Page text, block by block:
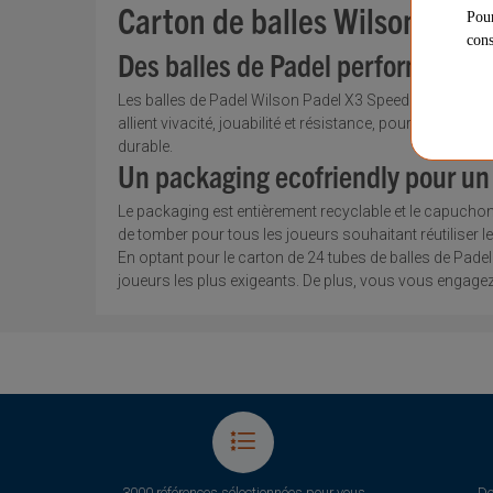
Carton de balles Wilson
Des balles de Padel performantes
Les balles de Padel Wilson Padel X3 Speed en
allient vivacité, jouabilité et résistance, pour une
durable.
Un packaging ecofriendly pour
Le packaging est entièrement recyclable et le
de tomber pour tous les joueurs souhaitant réutiliser
En optant pour le carton de 24 tubes de balles de
joueurs les plus exigeants. De plus, vous vous